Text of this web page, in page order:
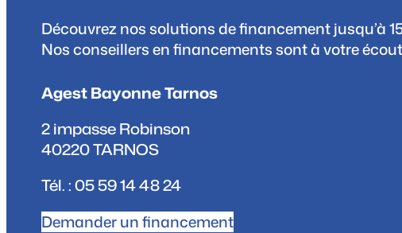
Découvrez nos solutions de financement jusqu’à
Nos conseillers en financements sont à votre
Agest Bayonne Tarnos
2 impasse Robinson
40220 TARNOS
Tél. : 05 59 14 48 24
Demander un financement